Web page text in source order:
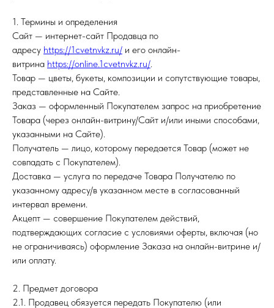
1. Термины и определения
Сайт — интернет-сайт Продавца по
адресу https://1cvetnvkz.ru/ и его онлайн-
витрина https://online.1cvetnvkz.ru/.
Товар — цветы, букеты, композиции и сопутствующие товары,
представленные на Сайте.
Заказ — оформленный Покупателем запрос на приобретение
Товара (через онлайн-витрину/Сайт и/или иными способами,
указанными на Сайте).
Получатель — лицо, которому передается Товар (может не
совпадать с Покупателем).
Доставка — услуга по передаче Товара Получателю по
указанному адресу/в указанном месте в согласованный
интервал времени.
Акцепт — совершение Покупателем действий,
подтверждающих согласие с условиями оферты, включая (но
не ограничиваясь) оформление Заказа на онлайн-витрине и/
или оплату.
2. Предмет договора
2.1. Продавец обязуется передать Покупателю (или